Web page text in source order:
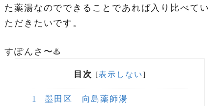
た薬湯なのでできることであれば入り比べてい
ただきたいです。
すぽんさ〜♨️
目次 [表示しない]
1 墨田区 向島薬師湯